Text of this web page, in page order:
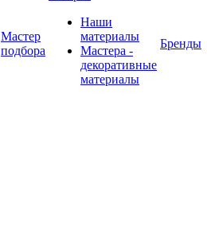
Мастер
подбора
Наши
материалы
Мастера -
декоративные
материалы
Бренды